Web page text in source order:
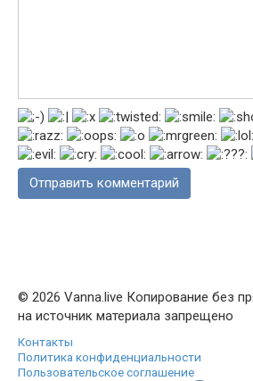
© 2026 Vanna.live Копирование без
на источник материала запрещено
Контакты
Политика конфиденциальности
Пользовательское соглашение